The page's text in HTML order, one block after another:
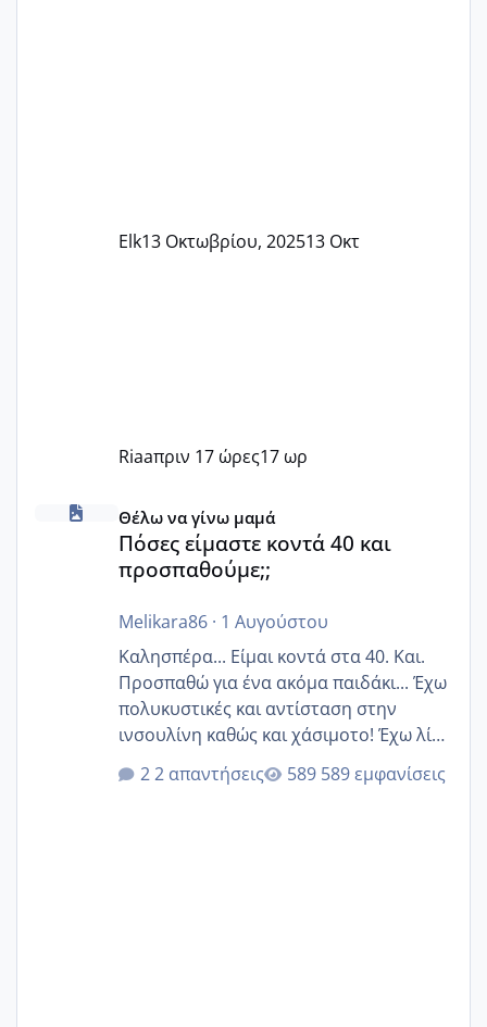
Elk13 Οκτωβρίου, 202513 Οκτ
Riaaπριν 17 ώρες17 ωρ
Πόσες είμαστε κοντά 40 και προσπαθούμε;;
Θέλω να γίνω μαμά
Πόσες είμαστε κοντά 40 και
προσπαθούμε;;
Melikara86· 1 Αυγούστου
Καλησπέρα... Είμαι κοντά στα 40. Και.
Προσπαθώ για ένα ακόμα παιδάκι... Έχω
πολυκυστικές και αντίσταση στην
ινσουλίνη καθώς και χάσιμοτο! Έχω λίγα
κιλά παραπάνω και όσο κ αν προσπαθώ
δεν χάνω εύκολα! Προσπαθώ για ακόμη
2 απαντήσεις 589 εμφανίσεις